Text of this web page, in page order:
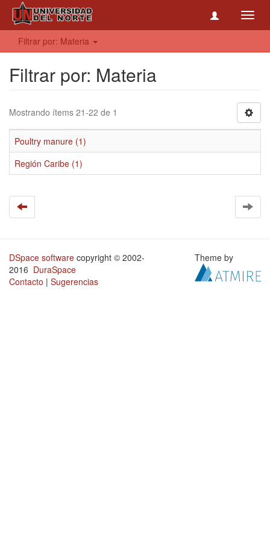
Filtrar por: Materia
Filtrar por: Materia
Mostrando ítems 21-22 de 1
Poultry manure (1)
Región Caribe (1)
DSpace software copyright © 2002-
2016 DuraSpace
Contacto | Sugerencias
Theme by